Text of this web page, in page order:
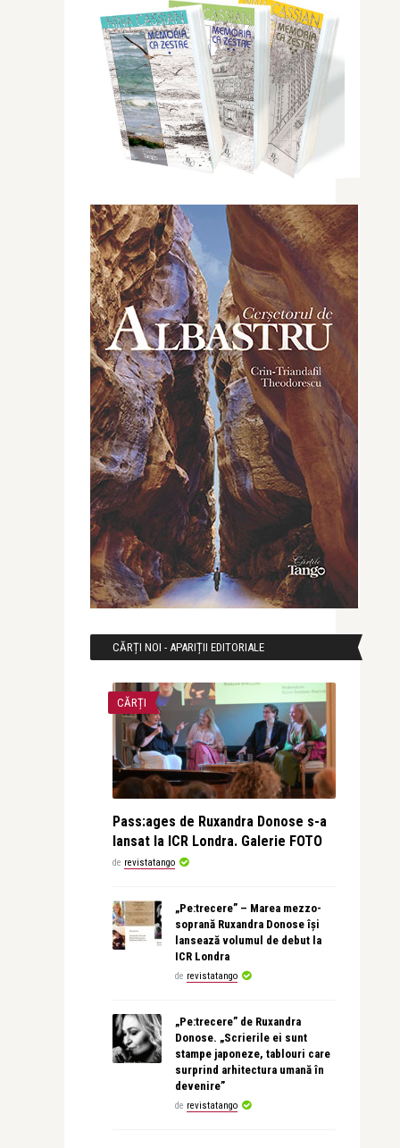
CĂRȚI NOI - APARIȚII EDITORIALE
CĂRȚI
Pass:ages de Ruxandra Donose s-a
lansat la ICR Londra. Galerie FOTO
de revistatango
„Pe:trecere” – Marea mezzo-
soprană Ruxandra Donose își
lansează volumul de debut la
ICR Londra
de revistatango
„Pe:trecere” de Ruxandra
Donose. „Scrierile ei sunt
stampe japoneze, tablouri care
surprind arhitectura umană în
devenire”
de revistatango